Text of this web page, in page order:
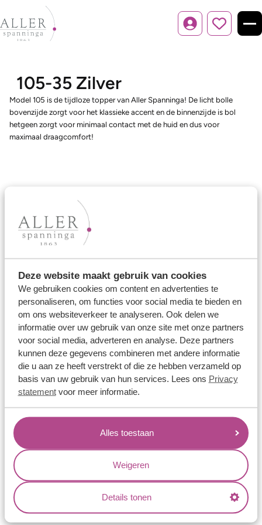
Deze website maakt gebruik van cookies
We gebruiken cookies om content en advertenties te
personaliseren, om functies voor social media te bieden en
om ons websiteverkeer te analyseren. Ook delen we
informatie over uw gebruik van onze site met onze partners
voor social media, adverteren en analyse. Deze partners
kunnen deze gegevens combineren met andere informatie
die u aan ze heeft verstrekt of die ze hebben verzameld op
basis van uw gebruik van hun services. Lees ons Privacy
statementvoor meer informatie.
Alles toestaan
Weigeren
Details tonen
Inloggen
105-35 Zilver
Model 105 is de tijdloze topper van Aller Spanninga! De licht bolle
bovenzijde zorgt voor het klassieke accent en de binnenzijde is bol
hetgeen zorgt voor minimaal contact met de huid en dus voor
maximaal draagcomfort!
Ons aanbod
Memoireringen
Verlovingsringen
Vriendschapsringen
Over ons
Aller Spanninga
Historie
Certificaten
Jouw voordelen
Conflictvrije Materialen
Oneindig veel mogelijkheden
Kwaliteit
Juweliers & Contact